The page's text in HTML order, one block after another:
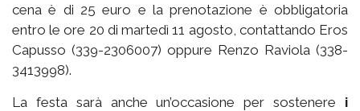
cena è di 25 euro e la prenotazione è obbligatoria
entro le ore 20 di martedì 11 agosto, contattando Eros
Capusso (339-2306007) oppure Renzo Raviola (338-
3413998).
La festa sarà anche un’occasione per sostenere i